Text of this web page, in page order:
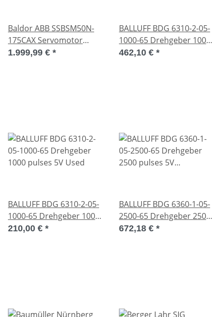
Baldor ABB SSBSM50N-
175CAX Servomotor
0,45Nm 0,17kW
1.999,99 € *
BALLUFF BDG 6310-2-05-
1000-65 Drehgeber 1000
pulses 5V Unused
462,10 € *
BALLUFF BDG 6310-2-05-
1000-65 Drehgeber 1000
pulses 5V Used
210,00 € *
BALLUFF BDG 6360-1-05-
2500-65 Drehgeber 2500
pulses 5V Unused OVP
672,18 € *